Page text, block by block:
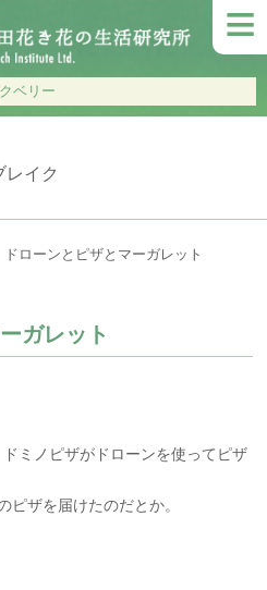
≡
ベリー
イク
ドローンとピザとマーガレット
ガレット
ミノピザがドローンを使ってピザ
ピザを届けたのだとか。